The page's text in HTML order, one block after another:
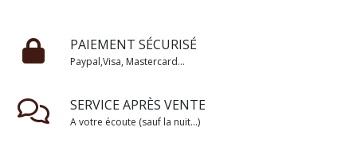
PAIEMENT SÉCURISÉ
Paypal,Visa, Mastercard...
SERVICE APRÈS VENTE
A votre écoute (sauf la nuit...)